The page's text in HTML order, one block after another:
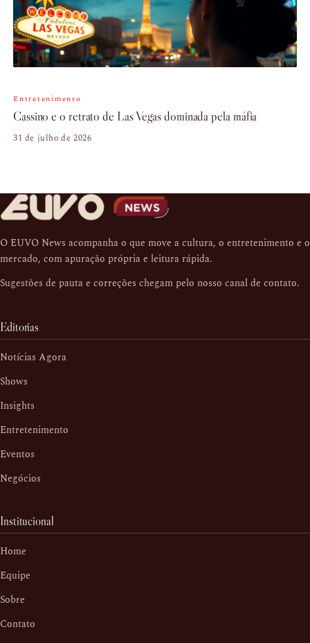
Entretenimento
Cassino e o retrato de Las Vegas dominada pela máfia
31 de julho de 2026
O EUVO News acompanha o que move a cultura, o entretenimento e o
mercado, com apuração própria e leitura rápida.
Sugestões de pauta e correções chegam pelo nosso canal de contato.
Editorias
Notícias Agora
Shows
Insights
Entretenimento
Eventos
Negócios
Institucional
Home
Equipe
Sobre
Contato